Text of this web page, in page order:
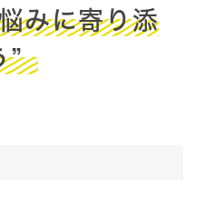
みに寄り添
”